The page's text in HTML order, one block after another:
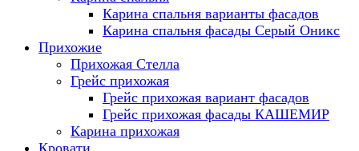
Карина спальня варианты фасадов
Карина спальня фасады Серый Оникс
Прихожие
Прихожая Стелла
Грейс прихожая
Грейс прихожая вариант фасадов
Грейс прихожая фасады КАШЕМИР
Карина прихожая
Кровати